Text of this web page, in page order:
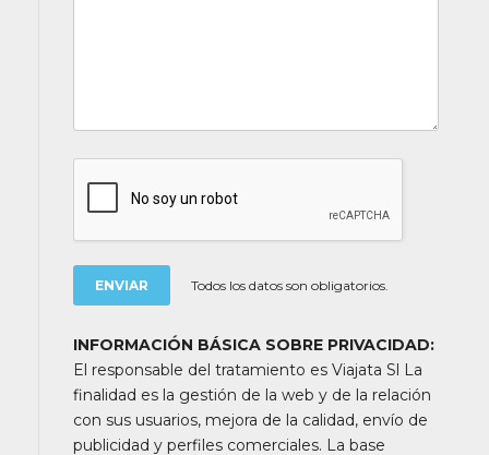
Todos los datos son obligatorios.
INFORMACIÓN BÁSICA SOBRE PRIVACIDAD:
El responsable del tratamiento es Viajata Sl La
finalidad es la gestión de la web y de la relación
con sus usuarios, mejora de la calidad, envío de
publicidad y perfiles comerciales. La base